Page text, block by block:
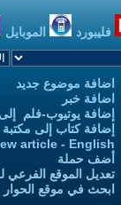
فليبورد الموبايل
اضافة موضوع جديد
اضافة خبر
إضافة يوتيوب-فلم
إضافة كتاب إلى مكتبة
article - English
أضف حملة
تعديل الموقع الفرعي
ابحث في موقع الحوار